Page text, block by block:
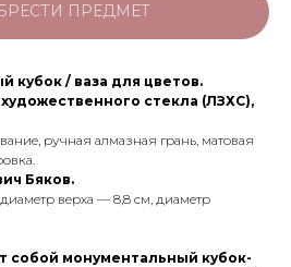
ПРЕДМЕТ
кубок / ваза для цветов.
стекла (ЛЗХС),
ручная алмазная грань, матовая
Бяков.
верха — 8,8 см, диаметр
собой монументальный кубок-